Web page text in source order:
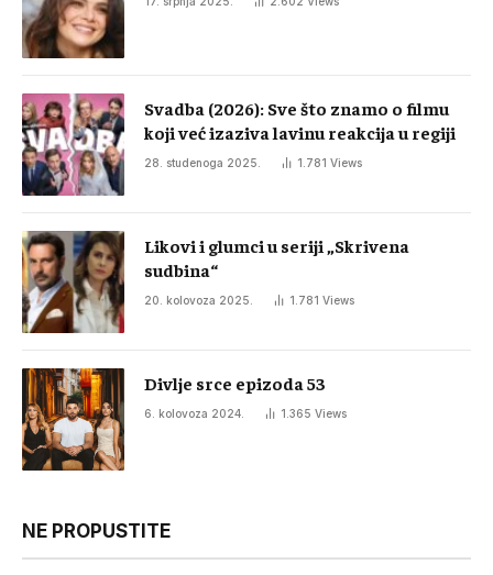
Svadba (2026): Sve što znamo o filmu
koji već izaziva lavinu reakcija u regiji
28. studenoga 2025. 1.781 Views
Likovi i glumci u seriji „Skrivena
sudbina“
20. kolovoza 2025. 1.781 Views
Divlje srce epizoda 53
6. kolovoza 2024. 1.365 Views
NE PROPUSTITE